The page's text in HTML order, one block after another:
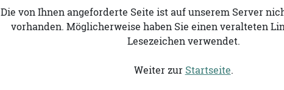
Die von Ihnen angeforderte Seite ist auf unserem Server
vorhanden. Möglicherweise haben Sie einen veralteten
Lesezeichen verwendet.
Weiter zur Startseite.